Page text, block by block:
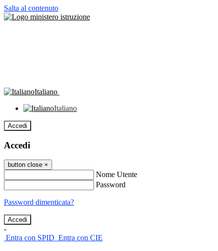
Salta al contenuto
Italiano
Italiano
Accedi
Accedi
button close ×
Nome Utente
Password
Password dimenticata?
-
Entra con SPID Entra con CIE